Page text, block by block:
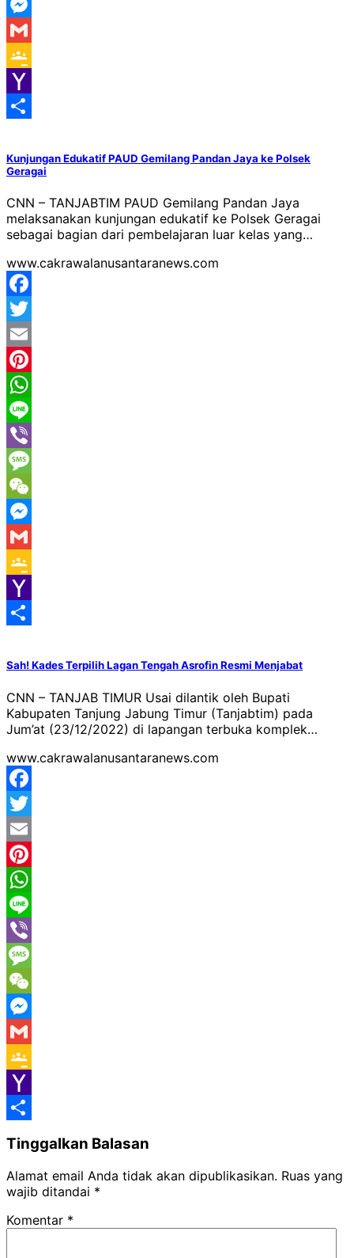
WeChat
Messenger
Gmail
Google
Classroom
Yahoo
Kunjungan Edukatif PAUD Gemilang Pandan Jaya ke Polsek
Geragai
CNN – TANJABTIM PAUD Gemilang Pandan Jaya
melaksanakan kunjungan edukatif ke Polsek Geragai
sebagai bagian dari pembelajaran luar kelas yang…
www.cakrawalanusantaranews.com
Facebook
Twitter
Email
Pinterest
WhatsApp
Line
Viber
Message
WeChat
Messenger
Gmail
Google
Classroom
Yahoo
Sah! Kades Terpilih Lagan Tengah Asrofin Resmi Menjabat
CNN – TANJAB TIMUR Usai dilantik oleh Bupati
Kabupaten Tanjung Jabung Timur (Tanjabtim) pada
Jum’at (23/12/2022) di lapangan terbuka komplek…
www.cakrawalanusantaranews.com
Facebook
Twitter
Email
Pinterest
WhatsApp
Line
Viber
Message
WeChat
Messenger
Gmail
Google
Classroom
Yahoo
Tinggalkan Balasan
Alamat email Anda tidak akan dipublikasikan. Ruas yang
wajib ditandai *
Komentar *